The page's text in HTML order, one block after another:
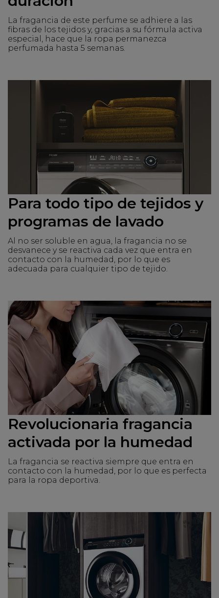
La fragancia de este perfume se adhiere a las
fibras de los tejidos y, gracias a su fórmula activa
especial, hace que la ropa permanezca
perfumada hasta 5 semanas.
Para todo tipo de tejidos y
programas de lavado
Al no ser soluble en agua, la fragancia no se
desvanece y se reactiva cada vez que entra en
contacto con la humedad, por lo que es
adecuada para cualquier tipo de tejido.
Revolucionaria fragancia
activada por la humedad
La fragancia se reactiva siempre que entra en
contacto con la humedad, por lo que es perfecta
para la ropa deportiva.